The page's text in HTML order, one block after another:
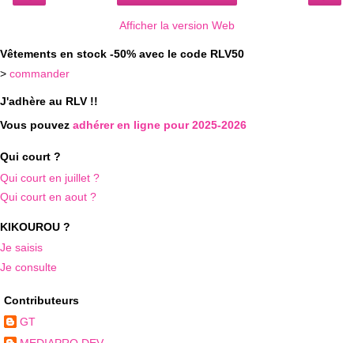
Afficher la version Web
Vêtements en stock -50% avec le code RLV50
> commander
J'adhère au RLV !!
Vous pouvez adhérer en ligne pour 2025-2026
Qui court ?
Qui court en juillet ?
Qui court en aout ?
KIKOUROU ?
Je saisis
Je consulte
Contributeurs
GT